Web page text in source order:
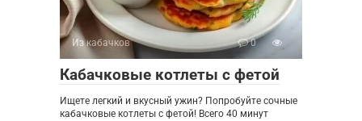
Из кабачков 0
Кабачковые котлеты с фетой
Ищете легкий и вкусный ужин? Попробуйте сочные
кабачковые котлеты с фетой! Всего 40 минут